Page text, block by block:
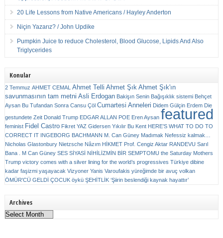
20 Life Lessons from Native Americans / Hayley Anderton
Niçin Yazarız? / John Updike
Pumpkin Juice to reduce Cholesterol, Blood Glucose, Lipids And Also
Triglycerides
Konular
2 Temmuz AHMET CEMAL Ahmet Telli Ahmet Şık Ahmet Şık'ın
savunmasının tam metni Asli Erdogan Bakişın Senin Bağışıklık sistemi Behçet
Aysan Bu Tufandan Sonra Cansu Çöl Cumartesi Anneleri Didem Gülçin Erdem Die
gestundete Zeit Donald Trump EDGAR ALLAN POE Eren Aysan featured
feminist Fidel Castro Fikret YAZ Gidersen Yıkılır Bu Kent HERE’S WHAT TO DO TO
CORRECT IT INGEBORG BACHMANN M. Can Güney Madımak Nefessiz kalmak…
Nicholas Glastonbury Nietzsche Nâzım HİKMET Prof. Cengiz Aktar RANDEVU Sarıl
Bana . M Can Güney SES SİYASİ NİHİLİZMİN BİR SEMPTOMU the Saturday Mothers
Trump victory comes with a silver lining for the world’s progressives Türkiye dibine
kadar faşizmi yaşayacak Vizyoner Yanis Varoufakis yüreğimde bir avuç volkan
ÖMÜR'CÜ GELDİ ÇOCUK öykü ŞEHİTLİK ‘Şiirin beslendiği kaynak hayattır’
Archives
Archives